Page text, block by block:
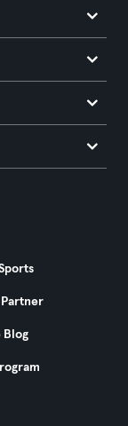
Partner
Blog